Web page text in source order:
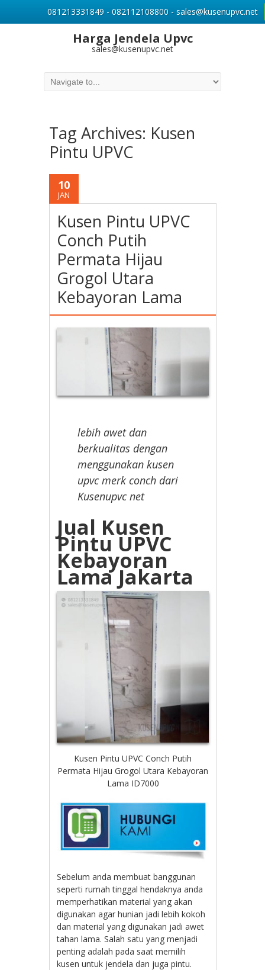
Harga Jendela Upvc
sales@kusenupvc.net
Tag Archives: Kusen
Pintu UPVC
10
JAN
Kusen Pintu UPVC
Conch Putih
Permata Hijau
Grogol Utara
Kebayoran Lama
lebih awet dan
berkualitas dengan
menggunakan kusen
upvc merk conch dari
Kusenupvc net
Jual Kusen
Pintu UPVC
Kebayoran
Lama Jakarta
Kusen Pintu UPVC Conch Putih
Permata Hijau Grogol Utara Kebayoran
Lama ID7000
Sebelum anda membuat banggunan
seperti rumah tinggal hendaknya anda
memperhatikan material yang akan
digunakan agar hunian jadi lebih kokoh
dan material yang digunakan jadi awet
tahan lama. Salah satu yang menjadi
penting adalah pada saat memilih
kusen untuk jendela dan juga pintu.
081213331849 - 082112108800 - sales@kusenupvc.net